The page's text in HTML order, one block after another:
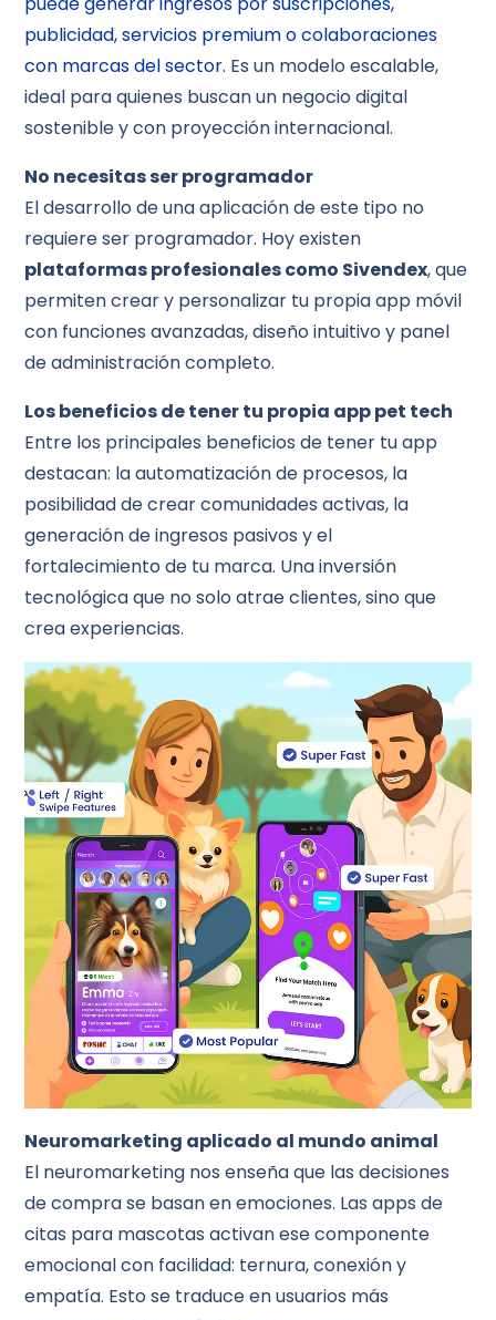
publicidad, servicios premium o colaboraciones
con marcas del sector. Es un modelo escalable,
ideal para quienes buscan un negocio digital
sostenible y con proyección internacional.
No necesitas ser programador
El desarrollo de una aplicación de este tipo no
requiere ser programador. Hoy existen
plataformas profesionales como Sivendex, que
permiten crear y personalizar tu propia app móvil
con funciones avanzadas, diseño intuitivo y panel
de administración completo.
Los beneficios de tener tu propia app pet tech
Entre los principales beneficios de tener tu app
destacan: la automatización de procesos, la
posibilidad de crear comunidades activas, la
generación de ingresos pasivos y el
fortalecimiento de tu marca. Una inversión
tecnológica que no solo atrae clientes, sino que
crea experiencias.
Neuromarketing aplicado al mundo animal
El neuromarketing nos enseña que las decisiones
de compra se basan en emociones. Las apps de
citas para mascotas activan ese componente
emocional con facilidad: ternura, conexión y
empatía. Esto se traduce en usuarios más